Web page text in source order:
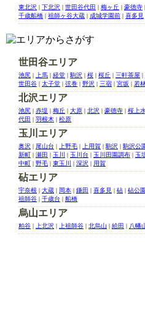
東北沢 | 下北沢 | 世田谷代田 | 梅ヶ丘 | 豪徳寺 |
千歳船橋 | 祖師ヶ谷大蔵 | 成城学園前 | 喜多見
世田谷エリア
池尻 | 上馬 | 経堂 | 駒沢 | 桜 | 桜丘 | 三軒茶屋 |
世田谷 | 太子堂 | 弦巻 | 野沢 | 三宿 | 宮坂 | 若
北沢エリア
池尻 | 赤堤 | 梅丘 | 大原 | 北沢 | 豪徳寺 | 桜上水
代田 | 羽根木 | 松原
玉川エリア
奥沢 | 尾山台 | 上野毛 | 上用賀 | 駒沢 | 駒沢公
新町 | 瀬田 | 玉川 | 玉川台 | 玉川田園調布 | 玉
中町 | 野毛 | 東玉川 | 深沢 | 用賀
砧エリア
宇奈根 | 大蔵 | 岡本 | 鎌田 | 喜多見 | 砧 | 砧公園
祖師谷 | 千歳台 | 船橋
烏山エリア
粕谷 | 上北沢 | 上祖師谷 | 北烏山 | 給田 | 八幡